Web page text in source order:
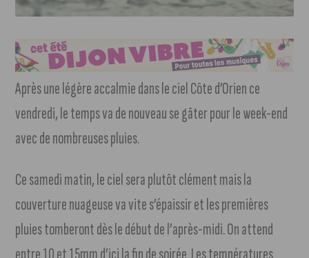
Après une légère accalmie dans le ciel Côte d’Orien ce
vendredi, le temps va de nouveau se gâter pour le week-end
avec de nombreuses pluies.
Ce samedi matin, le ciel sera plutôt clément mais la
couverture nuageuse va vite s’épaissir et les premières
pluies tomberont dès le début de l’après-midi. On attend